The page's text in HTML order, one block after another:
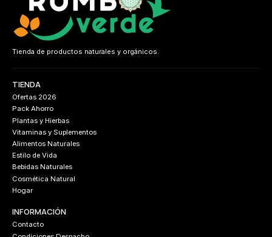
Tienda de productos naturales y orgánicos.
TIENDA
Ofertas 2026
Pack Ahorro
Plantas y Hierbas
Vitaminas y Suplementos
Alimentos Naturales
Estilo de Vida
Bebidas Naturales
Cosmética Natural
Hogar
INFORMACIÓN
Contacto